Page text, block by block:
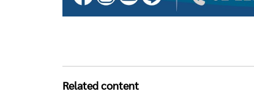
Related content